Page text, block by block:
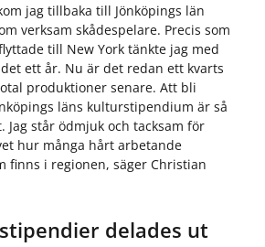
jag tillbaka till Jönköpings län
verksam skådespelare. Precis som
till New York tänkte jag med
ett år. Nu är det redan ett kvarts
produktioner senare. Att bli
läns kulturstipendium är så
Jag står ödmjuk och tacksam för
hur många hårt arbetande
finns i regionen, säger Christian
delades ut